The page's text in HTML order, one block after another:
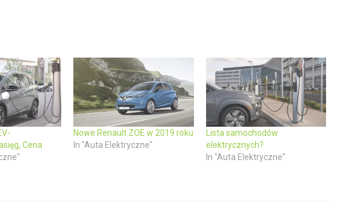
Cena
Nowe Renault ZOE w 2019 roku
In "Auta Elektryczne"
Lista samochodów
elektrycznych?
In "Auta Elektryczne"